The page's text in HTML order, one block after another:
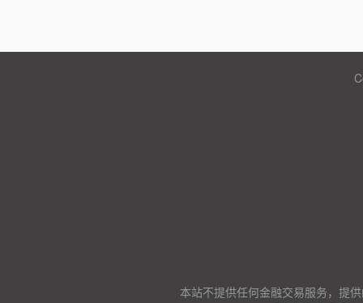
本站不提供任何金融交易服务，提